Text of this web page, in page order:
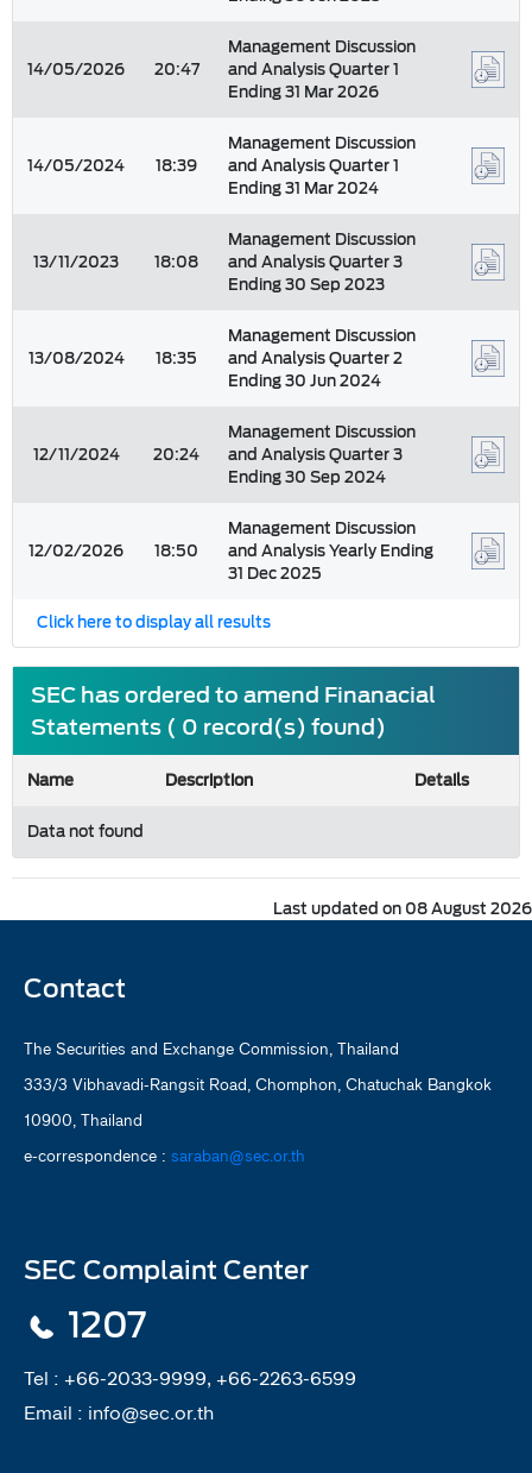
14/05/2026 20:47
Management Discussion
and Analysis Quarter 1
Ending 31 Mar 2026
14/05/2024 18:39
Management Discussion
and Analysis Quarter 1
Ending 31 Mar 2024
13/11/2023 18:08
Management Discussion
and Analysis Quarter 3
Ending 30 Sep 2023
13/08/2024 18:35
Management Discussion
and Analysis Quarter 2
Ending 30 Jun 2024
12/11/2024 20:24
Management Discussion
and Analysis Quarter 3
Ending 30 Sep 2024
12/02/2026 18:50
Management Discussion
and Analysis Yearly Ending
31 Dec 2025
Click here to display all results
SEC has ordered to amend Finanacial
Statements ( 0 record(s) found)
Name Description
Details
Data not found
Last updated on 08 August 2026
Contact
The Securities and Exchange Commission, Thailand
333/3 Vibhavadi-Rangsit Road, Chomphon, Chatuchak Bangkok
10900, Thailand
e-correspondence : saraban@sec.or.th
SEC Complaint Center
1207
Tel : +66-2033-9999, +66-2263-6599
Email : info@sec.or.th